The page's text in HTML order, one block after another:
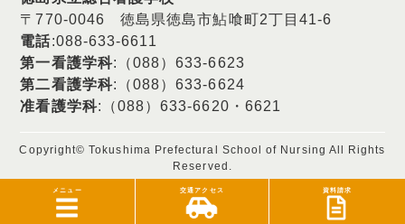
メニュー 交通アクセス 資料請求
〒770-0046 徳島県徳島市鮎喰町2丁目41-6
電話:088-633-6611
第一看護学科:（088）633-6623
第二看護学科:（088）633-6624
准看護学科:（088）633-6620・6621
Copyright© Tokushima Prefectural School of Nursing All Rights
Reserved.